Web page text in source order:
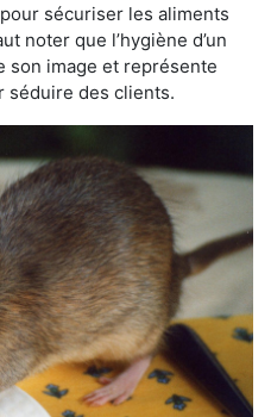
sécuriser les aliments
noter que l’hygiène d’un
son image et représente
séduire des clients.